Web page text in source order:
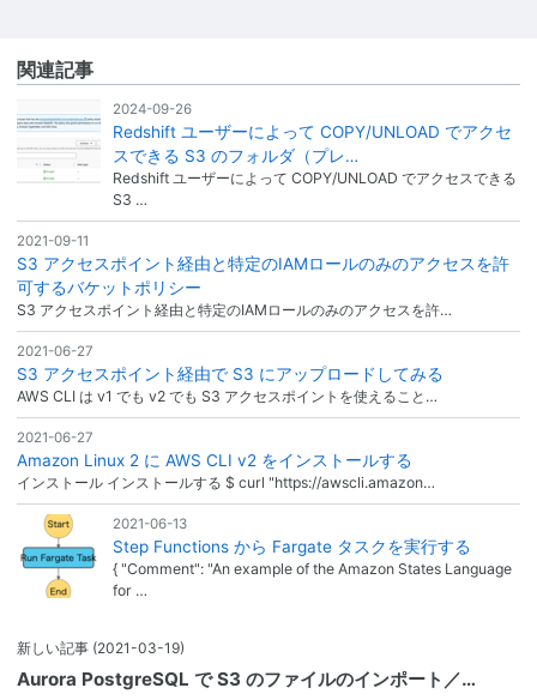
関連記事
2024-09-26
Redshift ユーザーによって COPY/UNLOAD でアクセ
スできる S3 のフォルダ（プレ…
Redshift ユーザーによって COPY/UNLOAD でアクセスできる
S3 …
2021-09-11
S3 アクセスポイント経由と特定のIAMロールのみのアクセスを許
可するバケットポリシー
S3 アクセスポイント経由と特定のIAMロールのみのアクセスを許…
2021-06-27
S3 アクセスポイント経由で S3 にアップロードしてみる
AWS CLI は v1 でも v2 でも S3 アクセスポイントを使えること…
2021-06-27
Amazon Linux 2 に AWS CLI v2 をインストールする
インストール インストールする $ curl "https://awscli.amazon…
2021-06-13
Step Functions から Fargate タスクを実行する
{ "Comment": "An example of the Amazon States Language
for …
新しい記事 (2021-03-19)
Aurora PostgreSQL で S3 のファイルのインポート／…